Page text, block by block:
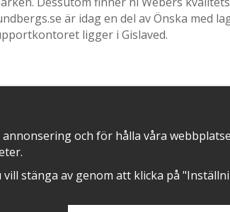
är idag en del av Önska med
ligger i Gislaved.
och för hålla våra
stänga av genom att klicka på